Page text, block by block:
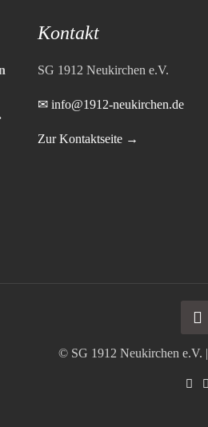
Kontakt
SG 1912 Neukirchen e.V.
✉ info@1912-neukirchen.de
Zur Kontaktseite →
© SG 1912 Neukirchen e.V. |